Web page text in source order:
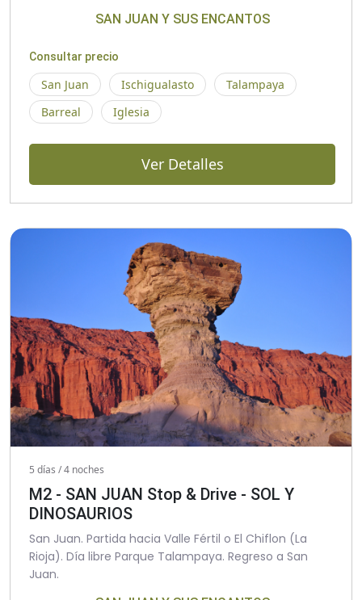
SAN JUAN Y SUS ENCANTOS
Consultar precio
San Juan Ischigualasto
Talampaya
Barreal
Iglesia
Ver Detalles
5 días / 4 noches
M2 - SAN JUAN Stop & Drive - SOL Y
DINOSAURIOS
San Juan. Partida hacia Valle Fértil o El Chiflon (La
Rioja). Día libre Parque Talampaya. Regreso a San
Juan.